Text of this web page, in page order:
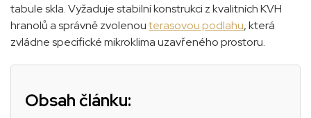
tabule skla. Vyžaduje stabilní konstrukci z kvalitních KVH
hranolů a správně zvolenouterasovou podlahu, která
zvládne specifické mikroklima uzavřeného prostoru.
Obsah článku: